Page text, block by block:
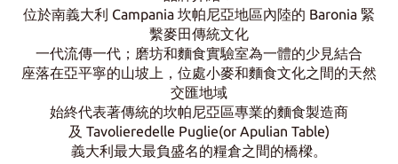
位於南義大利 Campania 坎帕尼亞地區內陸的 Baronia 緊
繫麥田傳統文化
一代流傳一代；磨坊和麵食實驗室為一體的少見結合
座落在亞平寧的山坡上，位處小麥和麵食文化之間的天然
交匯地域
始終代表著傳統的坎帕尼亞區專業的麵食製造商
及 Tavolieredelle Puglie(or Apulian Table)
義大利最大最負盛名的糧倉之間的橋樑。